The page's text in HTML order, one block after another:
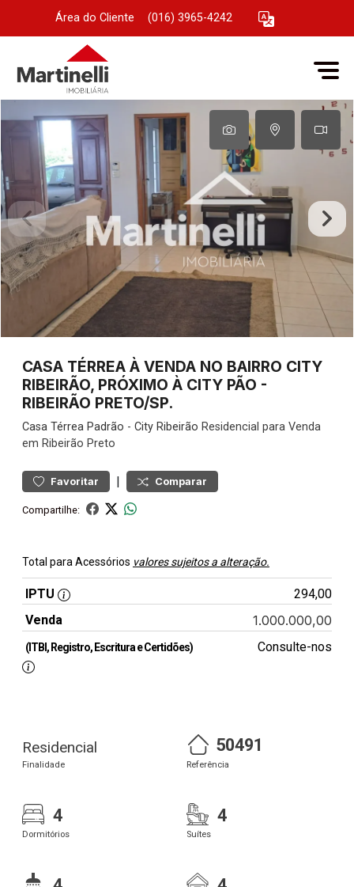
Área do Cliente (016) 3965-4242
CASA TÉRREA À VENDA NO BAIRRO CITY
RIBEIRÃO, PRÓXIMO À CITY PÃO -
RIBEIRÃO PRETO/SP.
Casa Térrea Padrão - City Ribeirão Residencial para Venda
em Ribeirão Preto
Favoritar | Comparar
Compartilhe:
Total para Acessórios valores sujeitos a alteração.
IPTU
294,00
Venda
1.000.000,00
(ITBI, Registro, Escritura e Certidões) Consulte-nos
Residencial
Finalidade
50491
Referência
4
Dormitórios
4
Suítes